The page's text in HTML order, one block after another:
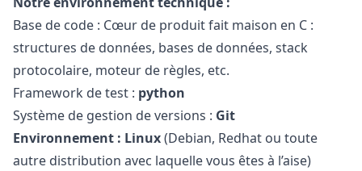
Base de code : Cœur de produit fait maison en C :
structures de données, bases de données, stack
protocolaire, moteur de règles, etc.
Framework de test : python
Système de gestion de versions : Git
Environnement : Linux(Debian, Redhat ou toute
autre distribution avec laquelle vous êtes à l’aise)